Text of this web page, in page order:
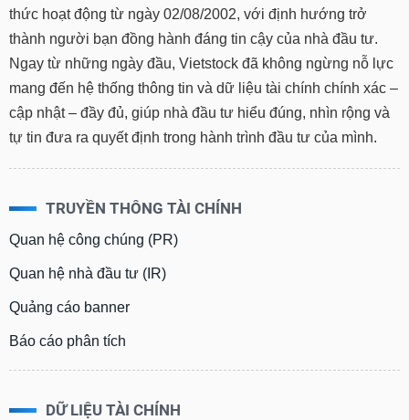
thức hoạt động từ ngày 02/08/2002, với định hướng trở
thành người bạn đồng hành đáng tin cậy của nhà đầu tư.
Ngay từ những ngày đầu, Vietstock đã không ngừng nỗ lực
mang đến hệ thống thông tin và dữ liệu tài chính chính xác –
cập nhật – đầy đủ, giúp nhà đầu tư hiểu đúng, nhìn rộng và
tự tin đưa ra quyết định trong hành trình đầu tư của mình.
TRUYỀN THÔNG TÀI CHÍNH
Quan hệ công chúng (PR)
Quan hệ nhà đầu tư (IR)
Quảng cáo banner
Báo cáo phân tích
DỮ LIỆU TÀI CHÍNH
Cổ phiếu
Lãnh
đạo
(-)
Tất cả Người nội bộ Người liên quan Cổ đông lớn
tức
Bài
của
giả
(-)
Báo